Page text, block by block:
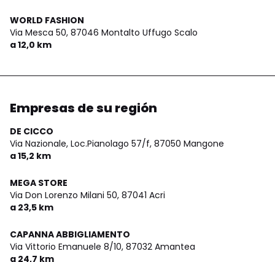
WORLD FASHION
Via Mesca 50, 87046 Montalto Uffugo Scalo
a 12,0 km
Empresas de su región
DE CICCO
Via Nazionale, Loc.Pianolago 57/f, 87050 Mangone
a 15,2 km
MEGA STORE
Via Don Lorenzo Milani 50, 87041 Acri
a 23,5 km
CAPANNA ABBIGLIAMENTO
Via Vittorio Emanuele 8/10, 87032 Amantea
a 24,7 km